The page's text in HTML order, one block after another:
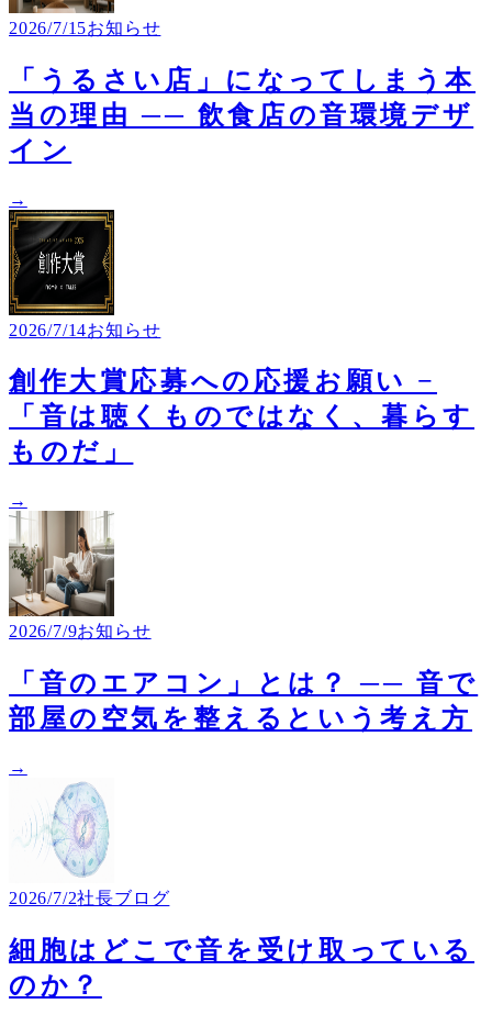
2026/7/15お知らせ
「うるさい店」になってしまう本
当の理由 ── 飲食店の音環境デザ
イン
→
2026/7/14お知らせ
創作大賞応募への応援お願い −
「音は聴くものではなく、暮らす
ものだ」
→
2026/7/9お知らせ
「音のエアコン」とは？ ── 音で
部屋の空気を整えるという考え方
→
2026/7/2社長ブログ
細胞はどこで音を受け取っている
のか？